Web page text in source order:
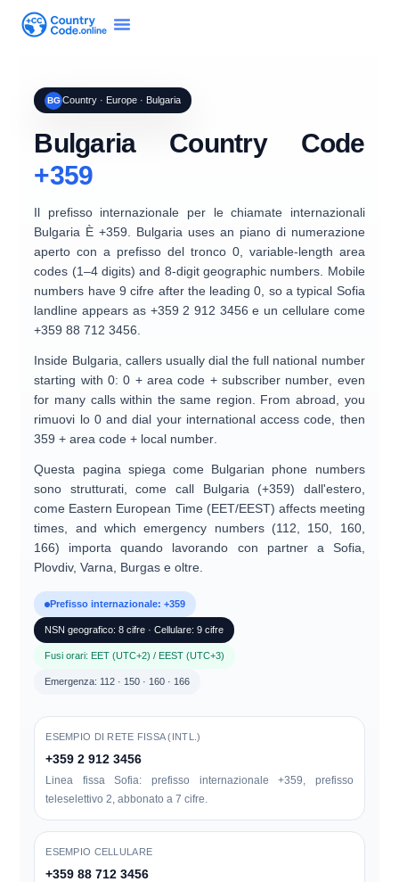
BG Country · Europe · Bulgaria
Bulgaria Country Code
+359
Il prefisso internazionale per le chiamate internazionali
Bulgaria È+359 . Bulgaria uses an piano di numerazione
aperto con a prefisso del tronco 0, variable-length area
codes (1–4 digits) and 8-digit geographic numbers . Mobile
numbers have 9 cifre after the leading 0, so a typical Sofia
landline appears as +359 2 912 3456 e un cellulare come
+359 88 712 3456
Inside Bulgaria, callers usually dial the full national number
starting with 0:0 + area code + subscriber number , even
for many calls within the same region. From abroad, you
rimuovi lo 0 and dial your international access code, then
359 + area code + local number
Questa pagina spiega come Bulgarian phone numbers
sono strutturati, come call Bulgaria (+359) dall'estero,
come Eastern European Time (EET/EEST) affects meeting
times, and which emergency numbers (112, 150, 160,
166) importa quando lavorando con partner a Sofia,
Plovdiv, Varna, Burgas e oltre.
Prefisso internazionale: +359
NSN geografico: 8 cifre · Cellulare: 9 cifre
Fusi orari: EET (UTC+2) / EEST (UTC+3)
Emergenza: 112 · 150 · 160 · 166
ESEMPIO DI RETE FISSA (INTL.)
+359 2 912 3456
Linea fissa Sofia: prefisso internazionale +359, prefisso
teleselettivo2, abbonato a 7 cifre.
ESEMPIO CELLULARE
+359 88 712 3456